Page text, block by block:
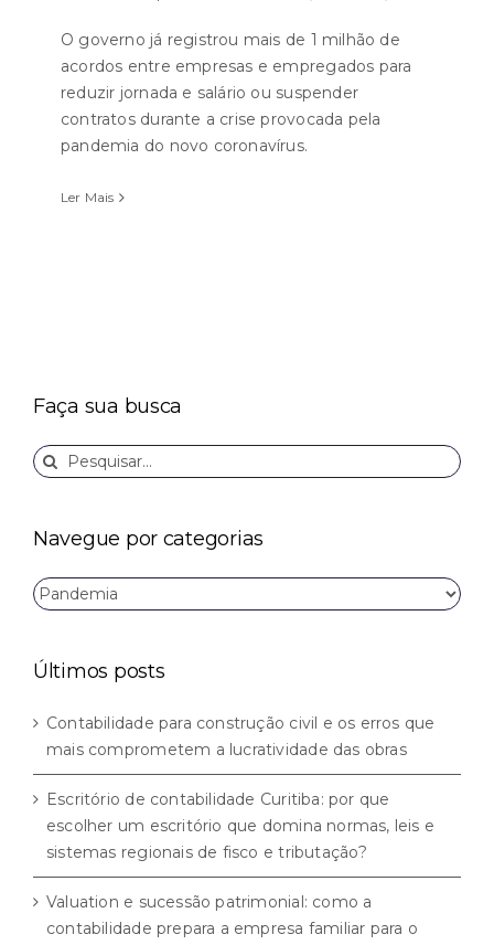
O governo já registrou mais de 1 milhão de
acordos entre empresas e empregados para
reduzir jornada e salário ou suspender
contratos durante a crise provocada pela
pandemia do novo coronavírus.
Ler Mais
Faça sua busca
Buscar
resultados
Navegue por categorias
Navegue
por
Últimos posts
Contabilidade para construção civil e os erros que
mais comprometem a lucratividade das obras
Escritório de contabilidade Curitiba: por que
escolher um escritório que domina normas, leis e
sistemas regionais de fisco e tributação?
Valuation e sucessão patrimonial: como a
contabilidade prepara a empresa familiar para o